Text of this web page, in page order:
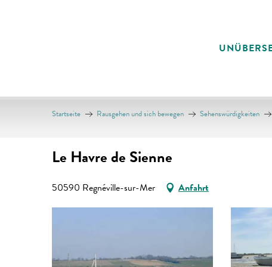
Startseite Rausgehen und sich bewegen Sehenswürdigkeiten
Le Havre de Sienne
50590 Regnéville-sur-Mer Anfahrt